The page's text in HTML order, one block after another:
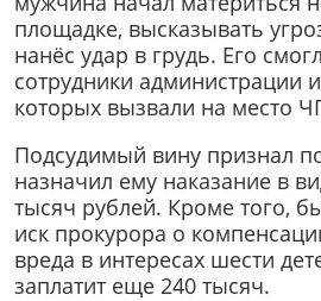
площадке, высказывать
нанёс удар в грудь. Его
сотрудники администрации
которых вызвали на место
Подсудимый вину признал
назначил ему наказание в
тысяч рублей. Кроме того,
иск прокурора о
вреда в интересах шести
заплатит еще 240 тысяч.